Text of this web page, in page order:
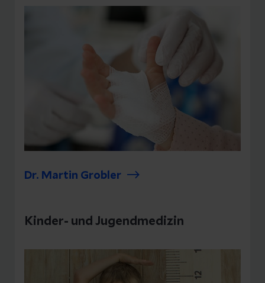
Dr. Martin Grobler
Kinder- und Jugendmedizin